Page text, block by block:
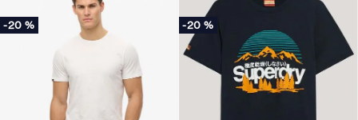
-20 % -20 %